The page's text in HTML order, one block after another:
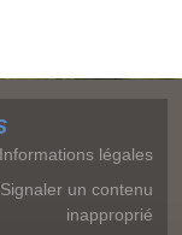
Informations légales
Signaler un contenu
inapproprié